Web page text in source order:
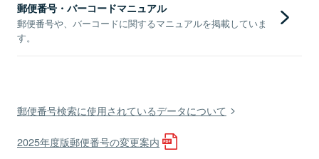
郵便番号・バーコードマニュアル
郵便番号や、バーコードに関するマニュアルを掲載していま
す。
郵便番号検索に使用されているデータについて
2025年度版郵便番号の変更案内